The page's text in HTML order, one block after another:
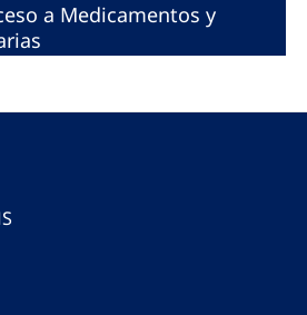
a Medicamentos y